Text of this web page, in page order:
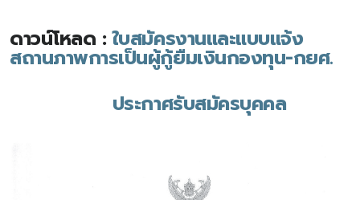
ดาวน์โหลด :ใบสมัครงานและแบบแจ้ง
สถานภาพการเป็นผู้กู้ยืมเงินกองทุน-กยศ.
ประกาศรับสมัครบุคคล